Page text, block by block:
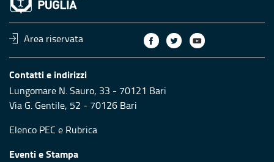
Area riservata
Contatti e indirizzi
Lungomare N. Sauro, 33 - 70121 Bari
Via G. Gentile, 52 - 70126 Bari
Elenco PEC e Rubrica
Eventi e Stampa